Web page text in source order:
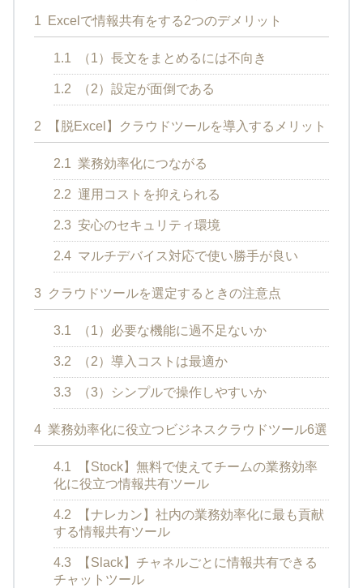
1 Excelで情報共有をする2つのデメリット
1.1 （1）長文をまとめるには不向き
1.2 （2）設定が面倒である
2 【脱Excel】クラウドツールを導入するメリット
2.1 業務効率化につながる
2.2 運用コストを抑えられる
2.3 安心のセキュリティ環境
2.4 マルチデバイス対応で使い勝手が良い
3 クラウドツールを選定するときの注意点
3.1 （1）必要な機能に過不足ないか
3.2 （2）導入コストは最適か
3.3 （3）シンプルで操作しやすいか
4 業務効率化に役立つビジネスクラウドツール6選
4.1
【Stock】無料で使えてチームの業務効率
化に役立つ情報共有ツール
4.2
【ナレカン】社内の業務効率化に最も貢献
する情報共有ツール
4.3
【Slack】チャネルごとに情報共有できる
チャットツール